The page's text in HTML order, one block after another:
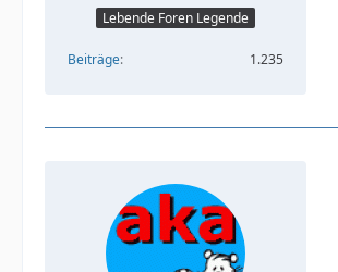
Lebende Foren Legende
Beiträge 1.235